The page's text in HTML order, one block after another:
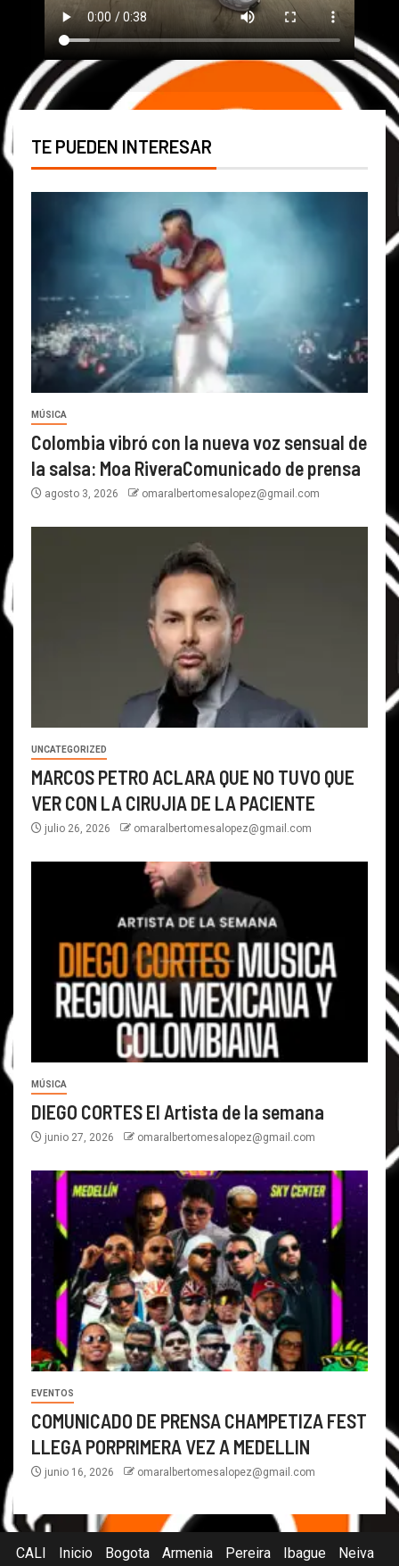
TE PUEDEN INTERESAR
MÚSICA
Colombia vibró con la nueva voz sensual de
la salsa: Moa RiveraComunicado de prensa
agosto 3, 2026 omaralbertomesalopez@gmail.com
UNCATEGORIZED
MARCOS PETRO ACLARA QUE NO TUVO QUE
VER CON LA CIRUJIA DE LA PACIENTE
julio 26, 2026 omaralbertomesalopez@gmail.com
MÚSICA
DIEGO CORTES El Artista de la semana
junio 27, 2026 omaralbertomesalopez@gmail.com
EVENTOS
COMUNICADO DE PRENSA CHAMPETIZA FEST
LLEGA PORPRIMERA VEZ A MEDELLIN
junio 16, 2026 omaralbertomesalopez@gmail.com
CALI Inicio Bogota Armenia Pereira Ibague Neiva